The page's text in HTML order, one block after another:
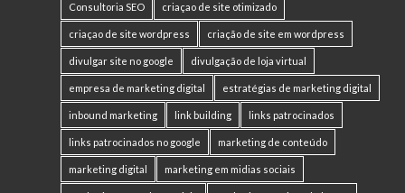
Consultoria SEO criaçao de site otimizado
criaçao de site wordpress criação de site em wordpress
divulgar site no google divulgação de loja virtual
empresa de marketing digital estratégias de marketing digital
inbound marketing link building links patrocinados
links patrocinados no google marketing de conteúdo
marketing digital marketing em midias sociais